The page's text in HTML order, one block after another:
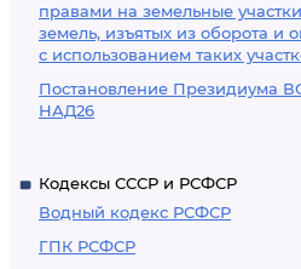
правами на земельные
земель, изъятых из оборота и
с использованием таких
Постановление Президиума
НАД26
Кодексы СССР и РСФСР
Водный кодекс РСФСР
ГПК РСФСР